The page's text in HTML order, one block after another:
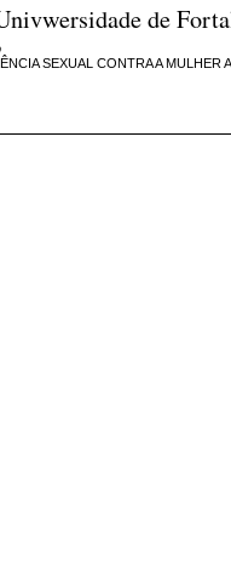
de
SEXUAL CONTRA A MULHER